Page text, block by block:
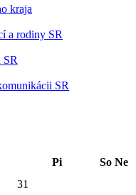
kraja
a rodiny SR
SR
SR
Pi So Ne
31